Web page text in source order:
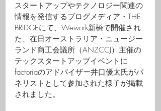
スタートアップやテクノロジー関連の
情報を発信するブログメディア・THE
BRIDGEにて、Wework新橋で開催され
た、在日オーストラリア・ニュージー
ランド商工会議所（ANZCCJ）主催の
テックスタートアップイベントに
factoriaのアドバイザー井口優太氏がパ
ネリストとして参加された様子が掲載
されました。